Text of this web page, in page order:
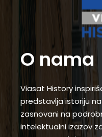
O nama
Viasat History
predstavlja istoriju
zasnovani na
intelektualni izazov